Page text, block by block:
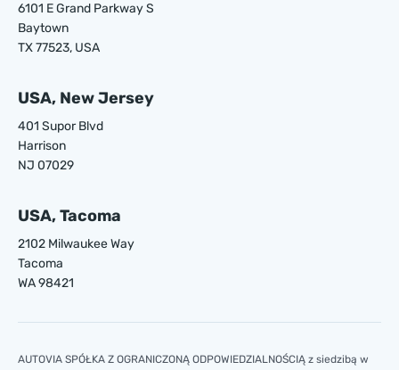
6101 E Grand Parkway S
Baytown
TX 77523, USA
USA, New Jersey
401 Supor Blvd
Harrison
NJ 07029
USA, Tacoma
2102 Milwaukee Way
Tacoma
WA 98421
AUTOVIA SPÓŁKA Z OGRANICZONĄ ODPOWIEDZIALNOŚCIĄ z siedzibą w